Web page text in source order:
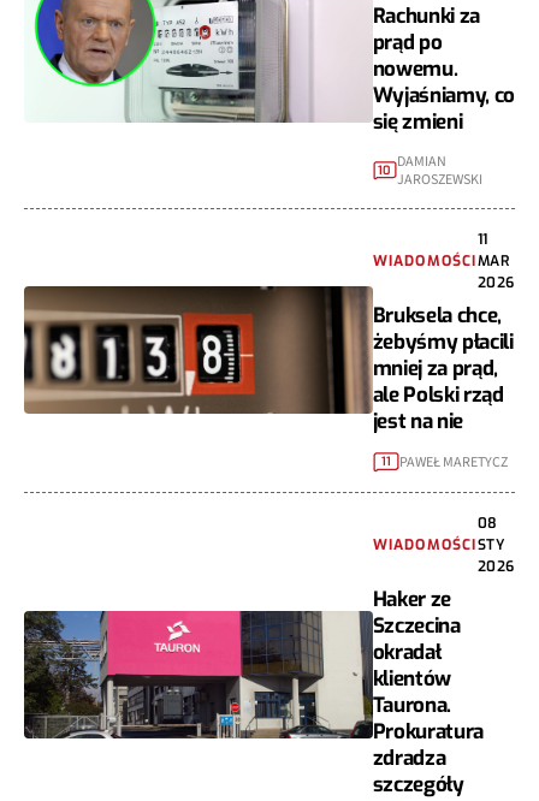
Rachunki za
prąd po
nowemu.
Wyjaśniamy, co
się zmieni
10 DAMIAN
JAROSZEWSKI
WIADOMOŚCI
11
MAR
2026
Bruksela chce,
żebyśmy płacili
mniej za prąd,
ale Polski rząd
jest na nie
11 PAWEŁ MARETYCZ
WIADOMOŚCI
08
STY
2026
Haker ze
Szczecina
okradał
klientów
Taurona.
Prokuratura
zdradza
szczegóły